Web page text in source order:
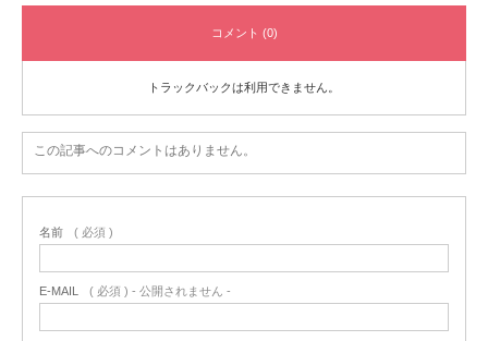
コメント (0)
トラックバックは利用できません。
この記事へのコメントはありません。
名前 ( 必須 )
E-MAIL ( 必須 ) - 公開されません -